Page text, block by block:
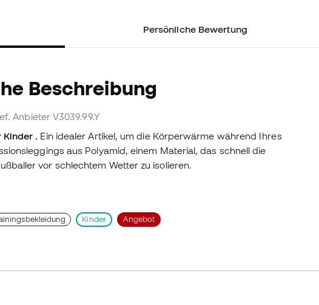
Persönliche Bewertung
Beschreibung
Anbieter V3039.99.Y
Kinder . Ein idealer Artikel, um die Körperwärme während Ihres
aus Polyamid, einem Material, das schnell die
vor schlechtem Wetter zu isolieren.
Kinder Angebot